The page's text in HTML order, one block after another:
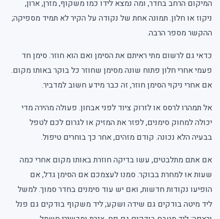
המיקום הרחב בחדר, ומה נמצא לידו כמו משקוף, מזרן, ארון,
ניקוז או חלון. תמונה אחת של נקודה על הקיר לא תמיד מספיקה;
ההקשר מספר הרבה.
כדאי גם לרשום מתי ראיתם את הסימן ואם הוא חוזר. סימן חד
פעמי אחרי חלון פתוח שונה מסימן שחוזר כל בוקר באותו מקום.
אם אחרי ניקוי הסימן חוזר, זה כבר מידע חשוב למדביר.
אל תמהרו לרסס או לזרוק ציוד לפני אבחון. פעולה מהירה מדי
יכולה למחוק סימנים, לפזר את המזיק או לגרום לכם לטפל
בבעיה הלא נכונה. קודם מזהים, אחר כך בוחרים טיפול.
אם אתם מתלבטים, עשו בדיקה חוזרת באותו מקום אחרי כמה
שעות או למחרת בבוקר. סמנו לעצמכם אם הסימן גדל, אם
הופיעו נקודות חדשות, ואם יש עוד סימנים בחדר סמוך. למשל
ליד מיטה בודקים גם שידה ושקע; ליד משקוף בודקים גם פנל